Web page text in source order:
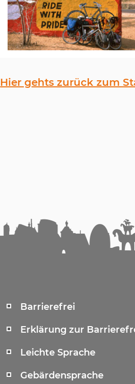
Hier gehts zurück zum
Barrierefrei
Erklärung zur
Leichte Sprache
Gebärdensprache